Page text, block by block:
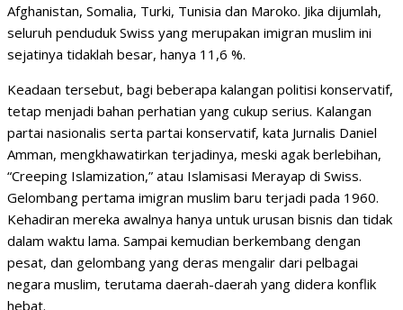
Afghanistan, Somalia, Turki, Tunisia dan Maroko. Jika dijumlah,
seluruh penduduk Swiss yang merupakan imigran muslim ini
sejatinya tidaklah besar, hanya 11,6 %.
Keadaan tersebut, bagi beberapa kalangan politisi konservatif,
tetap menjadi bahan perhatian yang cukup serius. Kalangan
partai nasionalis serta partai konservatif, kata Jurnalis Daniel
Amman, mengkhawatirkan terjadinya, meski agak berlebihan,
“Creeping Islamization,” atau Islamisasi Merayap di Swiss.
Gelombang pertama imigran muslim baru terjadi pada 1960.
Kehadiran mereka awalnya hanya untuk urusan bisnis dan tidak
dalam waktu lama. Sampai kemudian berkembang dengan
pesat, dan gelombang yang deras mengalir dari pelbagai
negara muslim, terutama daerah-daerah yang didera konflik
hebat.